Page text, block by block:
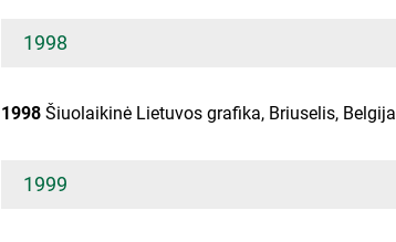
1998
1998 Šiuolaikinė Lietuvos grafika, Briuselis, Belgija
1999